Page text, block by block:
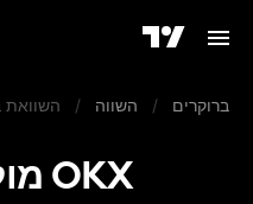
ברוקרים / השווה / השוואת
OKX מול Tickmill